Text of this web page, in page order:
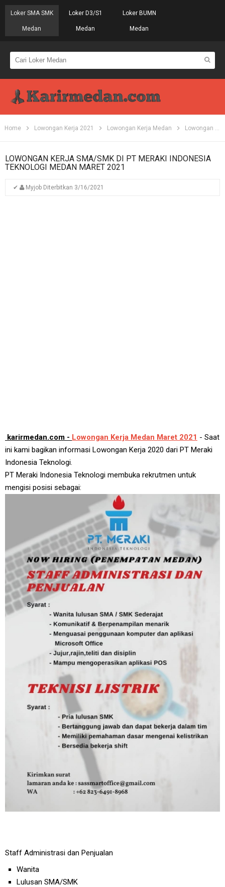
Loker SMA SMK
Medan
Loker D3/S1
Medan
Loker BUMN
Medan
Home Lowongan Kerja 2021 Lowongan Kerja Medan Lowongan Kerja SMA
LOWONGAN KERJA SMA/SMK DI PT MERAKI INDONESIA
TEKNOLOGI MEDAN MARET 2021
✔ Myjob Diterbitkan 3/16/2021
karirmedan.com - Lowongan Kerja Medan Maret 2021 - Saat
ini kami bagikan informasi Lowongan Kerja 2020 dari PT Meraki
Indonesia Teknologi.
PT Meraki Indonesia Teknologi membuka rekrutmen untuk
mengisi posisi sebagai:
Staff Administrasi dan Penjualan
Wanita
Lulusan SMA/SMK